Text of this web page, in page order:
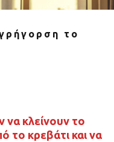
το
να κλείνουν το
το κρεβάτι και να